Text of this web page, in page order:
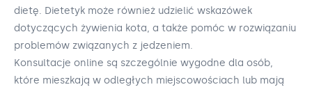
dietę. Dietetyk może również udzielić wskazówek
dotyczących żywienia kota, a także pomóc w rozwiązaniu
problemów związanych z jedzeniem.
Konsultacje online są szczególnie wygodne dla osób,
które mieszkają w odległych miejscowościach lub mają